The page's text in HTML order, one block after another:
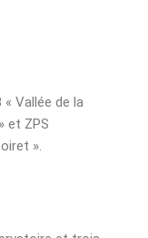
« Vallée de la
et ZPS
».